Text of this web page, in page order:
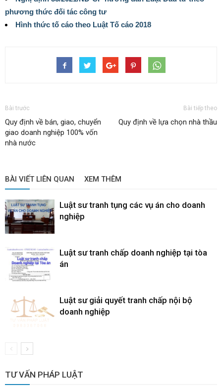
phương thức đối tác công tư
Hình thức tố cáo theo Luật Tố cáo 2018
Bài trước
Quy định về bán, giao, chuyển
giao doanh nghiệp 100% vốn
nhà nước
Bài tiếp theo
Quy định về lựa chọn nhà thầu
BÀI VIẾT LIÊN QUAN XEM THÊM
Luật sư tranh tụng các vụ án cho doanh
nghiệp
Luật sư tranh chấp doanh nghiệp tại tòa
án
Luật sư giải quyết tranh chấp nội bộ
doanh nghiệp
TƯ VẤN PHÁP LUẬT